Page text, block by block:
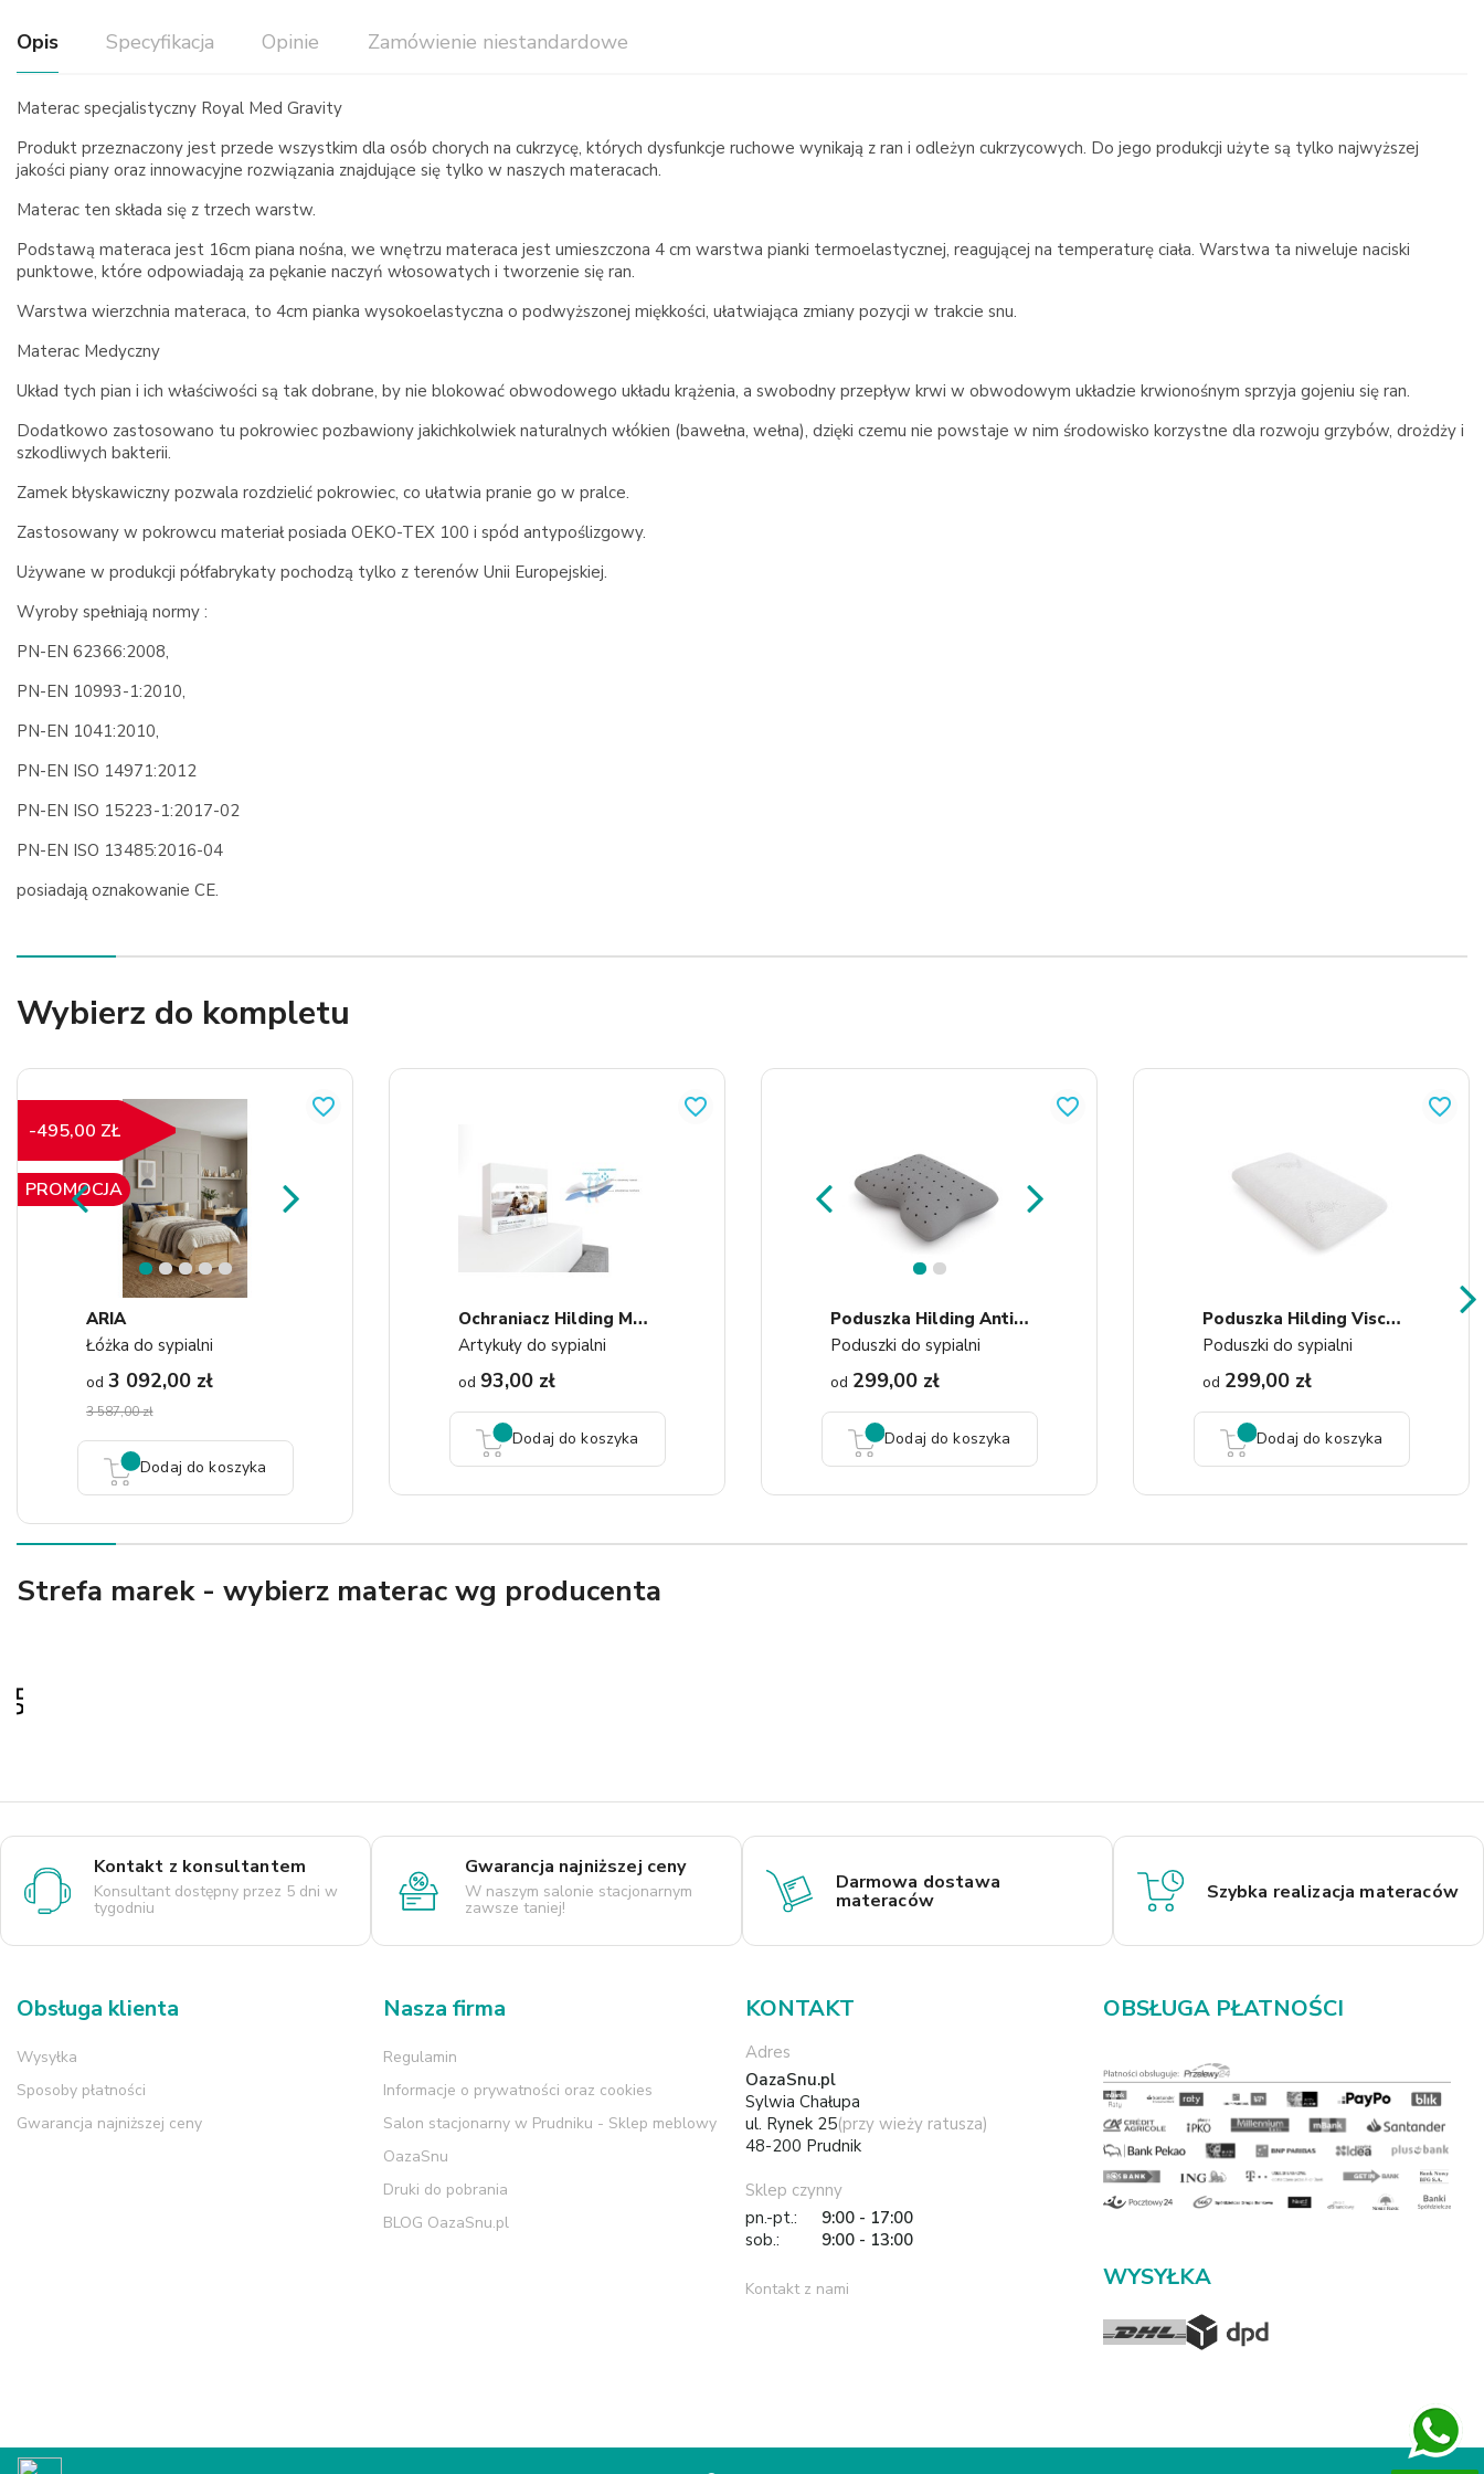
Opis Specyfikacja Opinie Zamówienie niestandardowe
Materac specjalistyczny Royal Med Gravity
Produkt przeznaczony jest przede wszystkim dla osób chorych na cukrzycę, których dysfunkcje ruchowe wynikają z ran i odleżyn cukrzycowych. Do jego produkcji użyte są tylko najwyższej
jakości piany oraz innowacyjne rozwiązania znajdujące się tylko w naszych materacach.
Materac ten składa się z trzech warstw.
Podstawą materaca jest 16cm piana nośna, we wnętrzu materaca jest umieszczona 4 cm warstwa pianki termoelastycznej, reagującej na temperaturę ciała. Warstwa ta niweluje naciski
punktowe, które odpowiadają za pękanie naczyń włosowatych i tworzenie się ran.
Warstwa wierzchnia materaca, to 4cm pianka wysokoelastyczna o podwyższonej miękkości, ułatwiająca zmiany pozycji w trakcie snu.
Materac Medyczny
Układ tych pian i ich właściwości są tak dobrane, by nie blokować obwodowego układu krążenia, a swobodny przepływ krwi w obwodowym układzie krwionośnym sprzyja gojeniu się ran.
Dodatkowo zastosowano tu pokrowiec pozbawiony jakichkolwiek naturalnych włókien (bawełna, wełna), dzięki czemu nie powstaje w nim środowisko korzystne dla rozwoju grzybów, drożdży i
szkodliwych bakterii.
Zamek błyskawiczny pozwala rozdzielić pokrowiec, co ułatwia pranie go w pralce.
Zastosowany w pokrowcu materiał posiada OEKO-TEX 100 i spód antypoślizgowy.
Używane w produkcji półfabrykaty pochodzą tylko z terenów Unii Europejskiej.
Wyroby spełniają normy :
PN-EN 62366:2008,
PN-EN 10993-1:2010,
PN-EN 1041:2010,
PN-EN ISO 14971:2012
PN-EN ISO 15223-1:2017-02
PN-EN ISO 13485:2016-04
posiadają oznakowanie CE.
Wybierz do kompletu
1 2 3 4 5
ARIA
Łóżka do sypialni
od 3 092,00 zł
3 587,00 zł
PROMOCJA
-495,00 ZŁ
Dodaj do koszyka
favorite_border
O
Chraniacz Hilding Molton...
Artykuły do sypialni
od 93,00 zł
Dodaj do koszyka
favorite_border
P
Oduszka Hilding Antistress...
Poduszki do sypialni
od 299,00 zł
Dodaj do koszyka
favorite_border
P
Oduszka Hilding Visco Green
Poduszki do sypialni
od 299,00 zł
Dodaj do koszyka
favorite_border
Strefa marek - wybierz materac wg producenta
Kontakt z konsultantem
Konsultant dostępny przez 5 dni w
tygodniu
Gwarancja najniższej ceny
W naszym salonie stacjonarnym
zawsze taniej!
Darmowa dostawa
materaców Szybka realizacja materaców
Obsługa klienta
Wysyłka
Sposoby płatności
Gwarancja najniższej ceny
Nasza firma
Regulamin
Informacje o prywatności oraz cookies
Salon stacjonarny w Prudniku - Sklep meblowy
OazaSnu
Druki do pobrania
BLOG OazaSnu.pl
KONTAKT
Adres
OazaSnu.pl
Sylwia Chałupa
ul. Rynek 25(przy wieży ratusza)
48-200 Prudnik
Sklep czynny
pn.-pt.:
9:00 - 17:00
sob.:
9:00 - 13:00
Kontakt z nami
OBSŁUGA PŁATNOŚCI
WYSYŁKA